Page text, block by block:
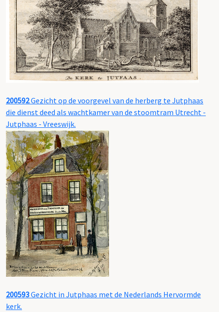
200592Gezicht op de voorgevel van de herberg te Jutphaas
die dienst deed als wachtkamer van de stoomtram Utrecht -
Jutphaas - Vreeswijk.
200593Gezicht in Jutphaas met de Nederlands Hervormde
kerk.